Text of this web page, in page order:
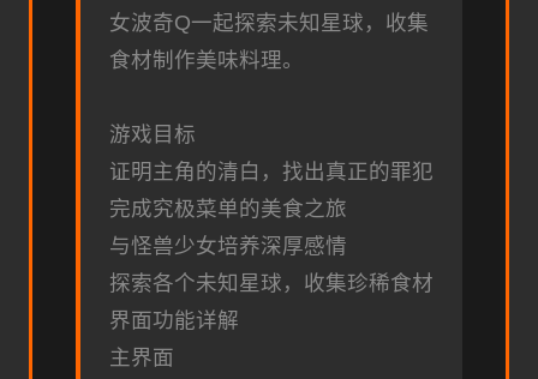
女波奇Q一起探索未知星球，收集
食材制作美味料理。
游戏目标
证明主角的清白，找出真正的罪犯
完成究极菜单的美食之旅
与怪兽少女培养深厚感情
探索各个未知星球，收集珍稀食材
界面功能详解
主界面